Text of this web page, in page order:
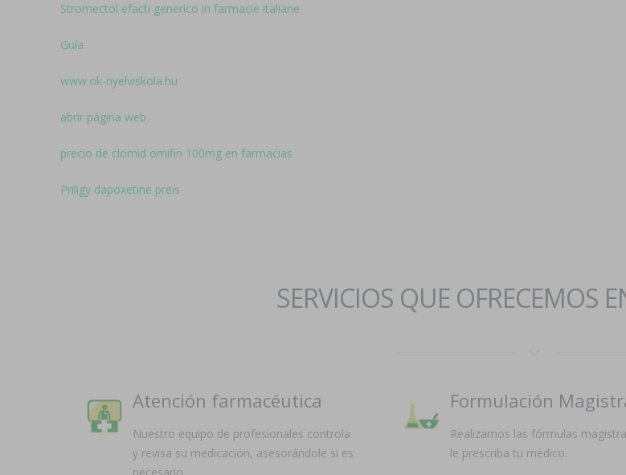
Stromectol efacti generico in farmacie italiane
Guía
www.ok-nyelviskola.hu
abrir página web
precio de clomid omifin 100mg en farmacias
Priligy dapoxetine preis
SERVICIOS QUE OFRECEMOS
Atención farmacéutica
Nuestro equipo de profesionales controla
y revisa su medicación, asesorándole si es
Formulación
Realizamos las fórmulas
le prescriba tu médico.